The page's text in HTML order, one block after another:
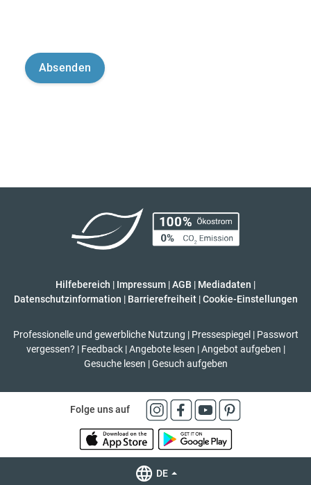
Hilfebereich | Impressum |AGB | Mediadaten |
Datenschutzinformation | Barrierefreiheit | Cookie-Einstellungen
Professionelle und gewerbliche Nutzung | Pressespiegel | Passwort
vergessen? | Feedback | Angebote lesen | Angebot aufgeben |
Gesuche lesen | Gesuch aufgeben
Folge uns auf
DE